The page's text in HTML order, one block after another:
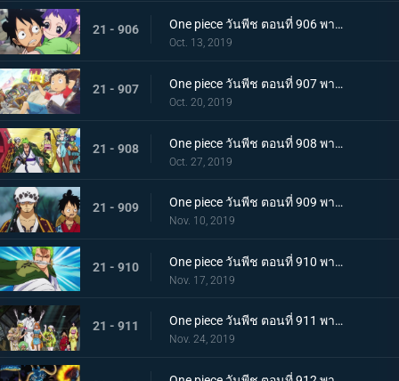
21 - 906 One piece วันพีช ตอนที่ 906 พากย์ไทย ดวลตัวต่อตัว ระหว่างหมอผีกับหมอแห่งความตาย!
Oct. 13, 2019
21 - 907 One piece วันพีช ตอนที่ 907 พากย์ไทย ตอนพิเศษ ฉลองวันพีซครบรอบ 20 ปี "โรแมนซ์ดอวน์"
Oct. 20, 2019
21 - 908 One piece วันพีช ตอนที่ 908 พากย์ไทย เรือสมบัติมาถึงแล้ว ลูฟี่ทาโร่แทนคุณ!
Oct. 27, 2019
21 - 909 One piece วันพีช ตอนที่ 909 พากย์ไทย สุสานแสนลึกลับ การพบกันอีกครั้งที่ซากปราสาทโอเด้ง!
Nov. 10, 2019
21 - 910 One piece วันพีช ตอนที่ 910 พากย์ไทย ซามูไรในตำนาน ชายผู้ที่โรเจอร์หลงใหล!
Nov. 17, 2019
21 - 911 One piece วันพีช ตอนที่ 911 พากย์ไทย เริ่มแผนการลับ เปิดฉากโค่นหนึ่งในสี่จักรพรรดิ
Nov. 24, 2019